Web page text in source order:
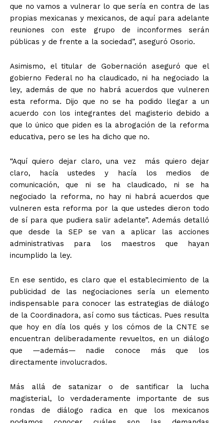
que no vamos a vulnerar lo que sería en contra de las
propias mexicanas y mexicanos, de aquí para adelante
reuniones con este grupo de inconformes serán
públicas y de frente a la sociedad”, aseguró Osorio.
Asimismo, el titular de Gobernación aseguró que el
gobierno Federal no ha claudicado, ni ha negociado la
ley, además de que no habrá acuerdos que vulneren
esta reforma. Dijo que no se ha podido llegar a un
acuerdo con los integrantes del magisterio debido a
que lo único que piden es la abrogación de la reforma
educativa, pero se les ha dicho que no.
“Aquí quiero dejar claro, una vez más quiero dejar
claro, hacía ustedes y hacía los medios de
comunicación, que ni se ha claudicado, ni se ha
negociado la reforma, no hay ni habrá acuerdos que
vulneren esta reforma por la que ustedes dieron todo
de sí para que pudiera salir adelante”. Además detalló
que desde la SEP se van a aplicar las acciones
administrativas para los maestros que hayan
incumplido la ley.
En ese sentido, es claro que el establecimiento de la
publicidad de las negociaciones sería un elemento
indispensable para conocer las estrategias de diálogo
de la Coordinadora, así como sus tácticas. Pues resulta
que hoy en día los qués y los cómos de la CNTE se
encuentran deliberadamente revueltos, en un diálogo
que —además— nadie conoce más que los
directamente involucrados.
Más allá de satanizar o de santificar la lucha
magisterial, lo verdaderamente importante de sus
rondas de diálogo radica en que los mexicanos